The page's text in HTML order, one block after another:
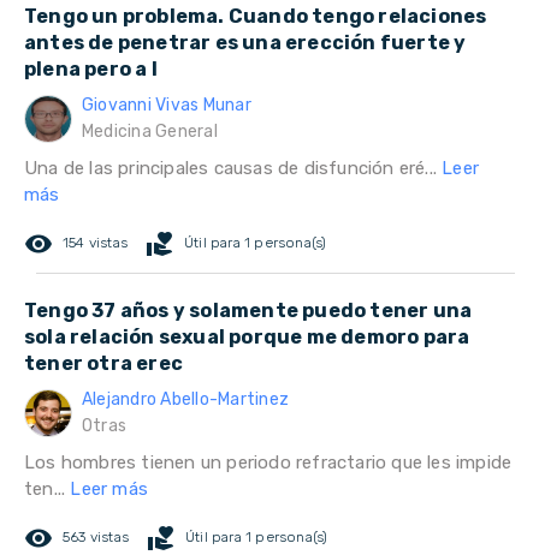
Tengo un problema. Cuando tengo relaciones
antes de penetrar es una erección fuerte y
plena pero a l
Giovanni Vivas Munar
Medicina General
Una de las principales causas de disfunción eré... Leer
más
remove_red_eye 154 vistas volunteer_activism Útil para 1 persona(s)
Tengo 37 años y solamente puedo tener una
sola relación sexual porque me demoro para
tener otra erec
Alejandro Abello-Martinez
Otras
Los hombres tienen un periodo refractario que les impide
ten... Leer más
remove_red_eye 563 vistas volunteer_activism Útil para 1 persona(s)